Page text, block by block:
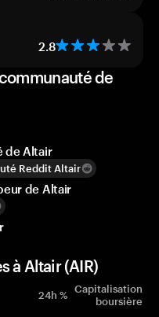
2.8
de
de Altair
Reddit Altair
de Altair
à Altair (AIR)
24h % Capitalisation
boursière